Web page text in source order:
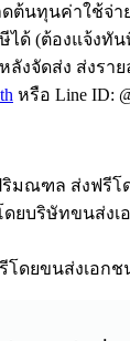
ต้นทุนค่าใช้จ่า
ได้ (ต้องแจ้งทั
งจัดส่ง ส่งราย
หรือ Line ID:
ริมณฑล ส่งฟรี
ดยบริษัทขนส่ง
โดยขนส่งเอกช